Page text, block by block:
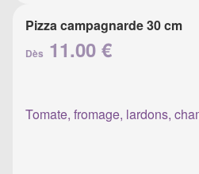
Pizza campagnarde 30 cm
Dès 11.00 €
Tomate, fromage, lardons,